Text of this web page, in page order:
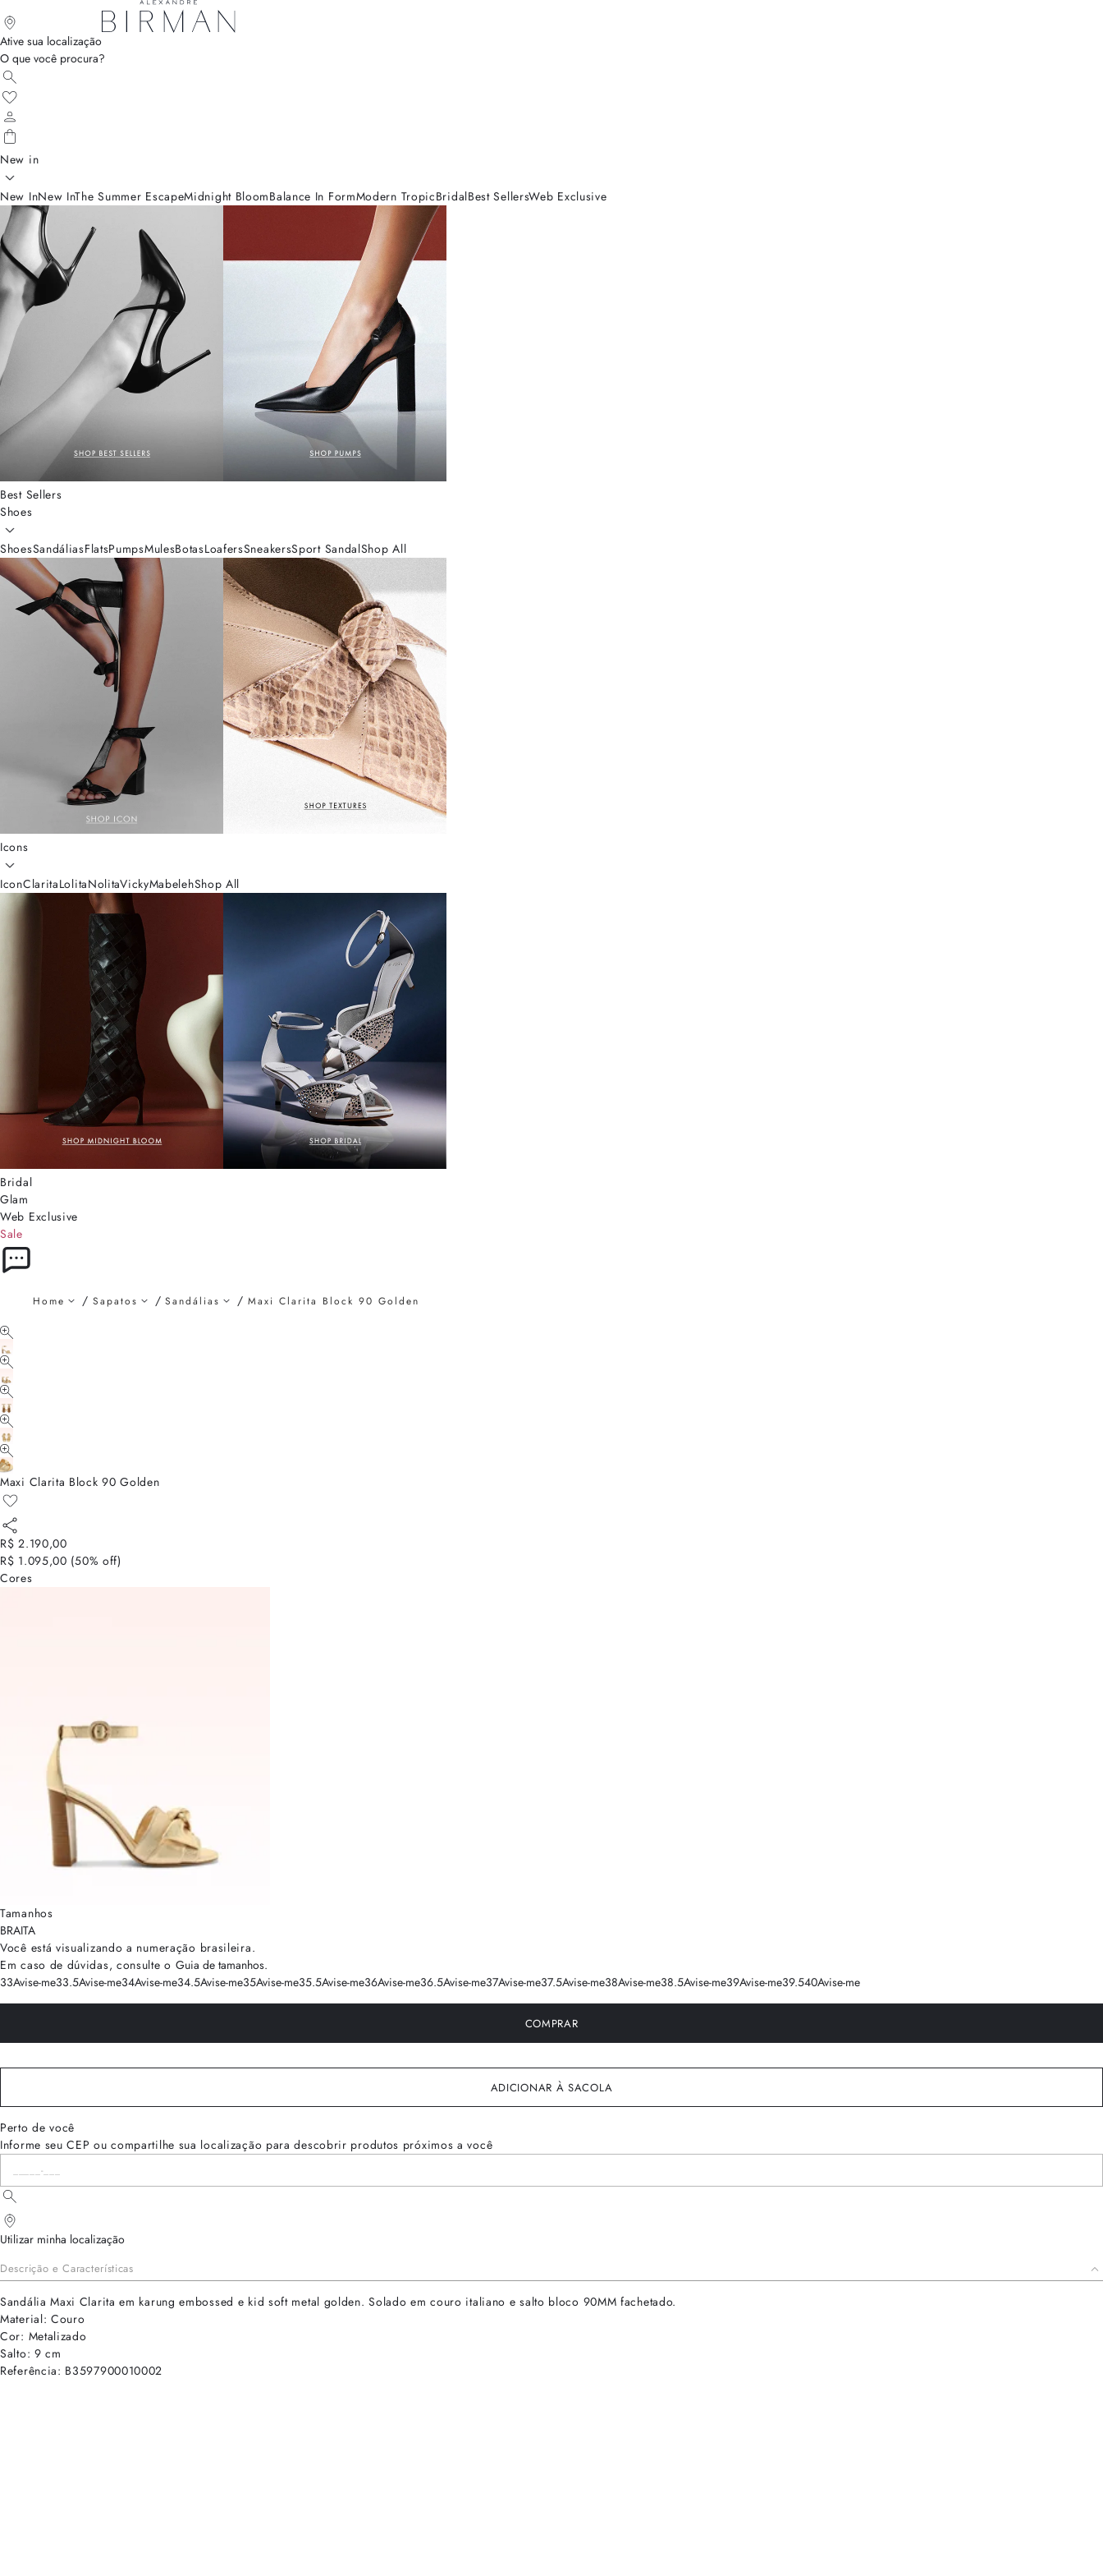
Ative sua localização
O que você procura?
New in
New InNew InThe Summer EscapeMidnight BloomBalance In FormModern TropicBridalBest SellersWeb Exclusive
Best Sellers
Shoes
ShoesSandáliasFlatsPumpsMulesBotasLoafersSneakersSport SandalShop All
Icons
IconClaritaLolitaNolitaVickyMabelehShop All
Bridal
Glam
Web Exclusive
Sale
Home Sapatos Sandálias Maxi Clarita Block 90 Golden
Maxi Clarita Block 90 Golden
R$ 2.190,00
R$ 1.095,00 (50% off)
Cores
Tamanhos
BRAITA
Você está visualizando a numeração brasileira.
Em caso de dúvidas, consulte o Guia de tamanhos.
33Avise-me33.5Avise-me34Avise-me34.5Avise-me35Avise-me35.5Avise-me36Avise-me36.5Avise-me37Avise-me37.5Avise-me38Avise-me38.5Avise-me39Avise-me39.540Avise-me
COMPRAR
ADICIONAR À SACOLA
Perto de você
Informe seu CEP ou compartilhe sua localização para descobrir produtos próximos a você
Utilizar minha localização
Descrição e Características
Sandália Maxi Clarita em karung embossed e kid soft metal golden. Solado em couro italiano e salto bloco 90MM fachetado.
Material: Couro
Cor: Metalizado
Salto: 9 cm
Referência: B3597900010002